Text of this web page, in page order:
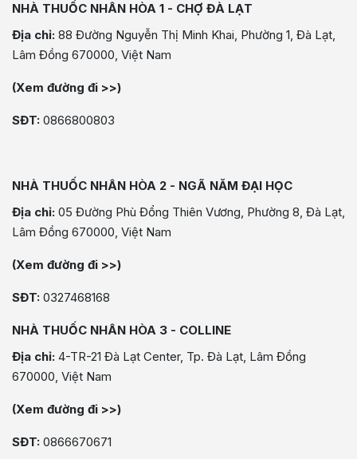
NHÀ THUỐC NHÂN HÒA 1 - CHỢ ĐÀ LẠT
Địa chỉ: 88 Đường Nguyễn Thị Minh Khai, Phường 1, Đà Lạt,
Lâm Đồng 670000, Việt Nam
(Xem đường đi >>)
SĐT: 0866800803
NHÀ THUỐC NHÂN HÒA 2 - NGÃ NĂM ĐẠI HỌC
Địa chỉ: 05 Đường Phù Đổng Thiên Vương, Phường 8, Đà Lạt,
Lâm Đồng 670000, Việt Nam
(Xem đường đi >>)
SĐT: 0327468168
NHÀ THUỐC NHÂN HÒA 3 - COLLINE
Địa chỉ: 4-TR-21 Đà Lạt Center, Tp. Đà Lạt, Lâm Đồng
670000, Việt Nam
(Xem đường đi >>)
SĐT: 0866670671